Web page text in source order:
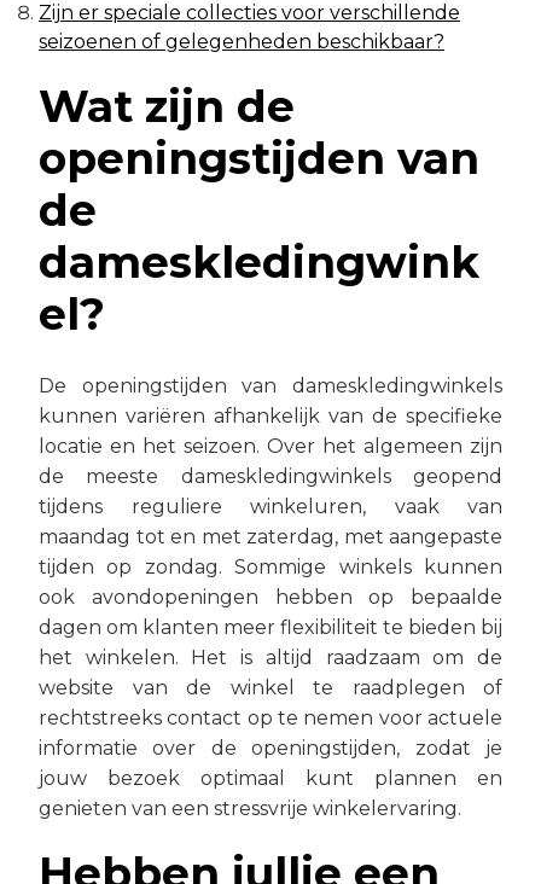
Zijn er speciale collecties voor verschillende
seizoenen of gelegenheden beschikbaar?
Wat zijn de
openingstijden van
de
dameskledingwink
el?
De openingstijden van dameskledingwinkels
kunnen variëren afhankelijk van de specifieke
locatie en het seizoen. Over het algemeen zijn
de meeste dameskledingwinkels geopend
tijdens reguliere winkeluren, vaak van
maandag tot en met zaterdag, met aangepaste
tijden op zondag. Sommige winkels kunnen
ook avondopeningen hebben op bepaalde
dagen om klanten meer flexibiliteit te bieden bij
het winkelen. Het is altijd raadzaam om de
website van de winkel te raadplegen of
rechtstreeks contact op te nemen voor actuele
informatie over de openingstijden, zodat je
jouw bezoek optimaal kunt plannen en
genieten van een stressvrije winkelervaring.
Hebben jullie een